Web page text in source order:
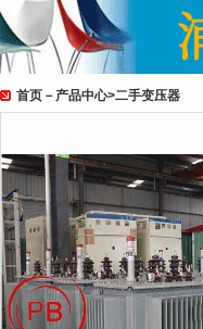
首页 － 产品中心>二手变压器